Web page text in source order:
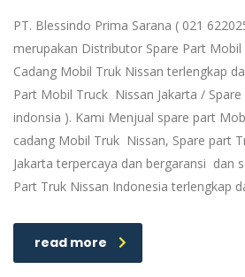
PT. Blessindo Prima Sarana ( 021
merupakan Distributor Spare Part Mobil
Cadang Mobil Truk Nissan terlengkap
Part Mobil Truck Nissan Jakarta /
indonsia ). Kami Menjual spare part
cadang Mobil Truk Nissan, Spare part
Jakarta terpercaya dan bergaransi dan
Part Truk Nissan Indonesia terlengkap
read more